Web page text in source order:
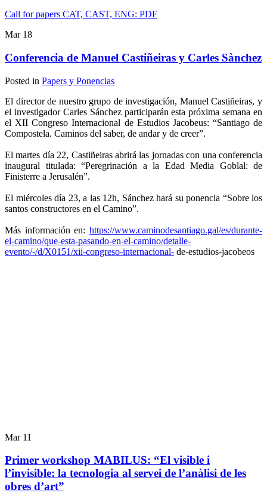
Call for papers CAT, CAST, ENG: PDF
Mar 18
Conferencia de Manuel Castiñeiras y Carles Sànchez
Posted in Papers y Ponencias
El director de nuestro grupo de investigación, Manuel Castiñeiras, y
el investigador Carles Sánchez participarán esta próxima semana en
el XII Congreso Internacional de Estudios Jacobeus: “Santiago de
Compostela. Caminos del saber, de andar y de creer”.
El martes día 22, Castiñeiras abrirá las jornadas con una conferencia
inaugural titulada: “Peregrinación a la Edad Media Goblal: de
Finisterre a Jerusalén”.
El miércoles día 23, a las 12h, Sánchez hará su ponencia “Sobre los
santos constructores en el Camino”.
Más información en: https://www.caminodesantiago.gal/es/durante-
el-camino/que-esta-pasando-en-el-camino/detalle-
evento/-/d/X0151/xii-congreso-internacional- de-estudios-jacobeos
Mar 11
Primer workshop MABILUS: “El visible i
l’invisible: la tecnologia al servei de l’anàlisi de les
obres d’art”